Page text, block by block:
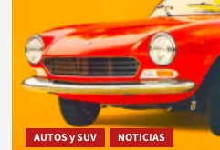
AUTOS y SUV NOTICIAS